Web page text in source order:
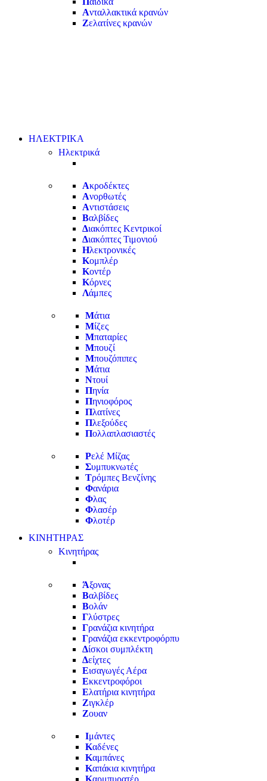
Ανταλλακτικά κρανών
Ζελατίνες κρανών
ΗΛΕΚΤΡΙΚΑ
Ηλεκτρικά
Ακροδέκτες
Ανορθωτές
Αντιστάσεις
Βαλβίδες
Διακόπτες Κεντρικοί
Διακόπτες Τιμονιού
Ηλεκτρονικές
Κομπλέρ
Κοντέρ
Κόρνες
Λάμπες
Μάτια
Μίζες
Μπαταρίες
Μπουζί
Μπουζόπιπες
Μάτια
Ντουί
Πηνία
Πηνιοφόρος
Πλατίνες
Πλεξούδες
Πολλαπλασιαστές
Ρελέ Μίζας
Συμπυκνωτές
Τρόμπες Βενζίνης
Φανάρια
Φλας
Φλασέρ
Φλοτέρ
ΚΙΝΗΤΗΡΑΣ
Κινητήρας
Άξονας
Βαλβίδες
Βολάν
Γλύστρες
Γρανάζια κινητήρα
Γρανάζια εκκεντροφόρπυ
Δίσκοι συμπλέκτη
Δείχτες
Εισαγωγές Αέρα
Εκκεντροφόροι
Ελατήρια κινητήρα
Ζιγκλέρ
Ζουαν
Ιμάντες
Καδένες
Καμπάνες
Καπάκια κινητήρα
Καρμπυρατέρ